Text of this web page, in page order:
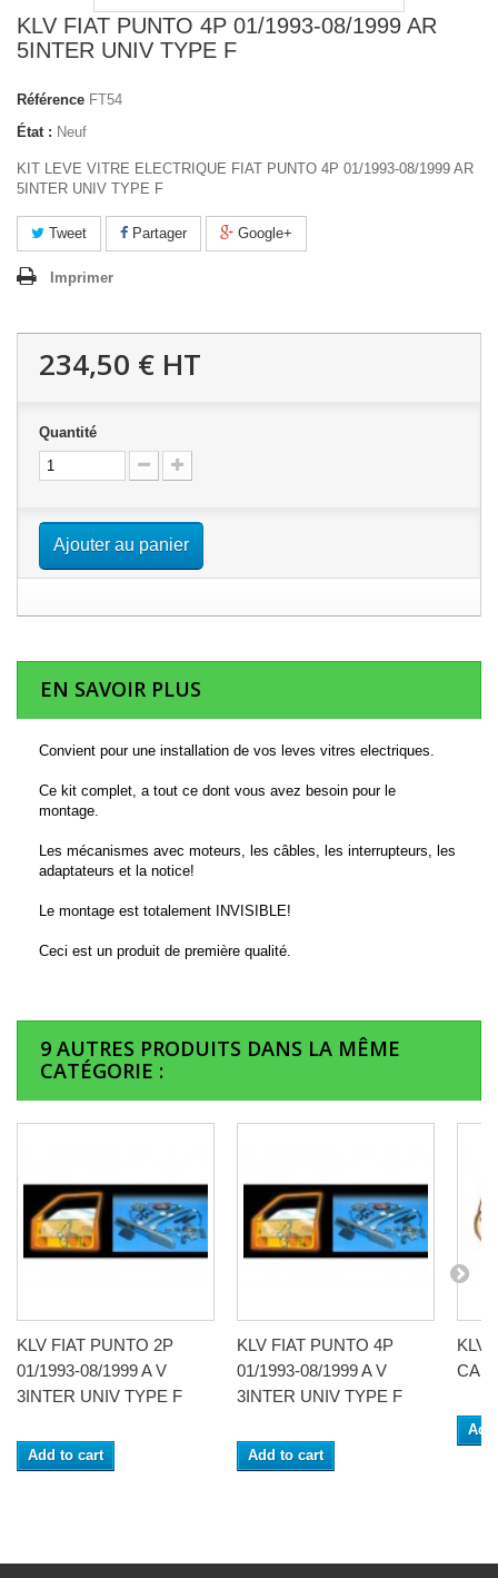
KLV FIAT PUNTO 4P 01/1993-08/1999 AR
5INTER UNIV TYPE F
Référence FT54
État : Neuf
KIT LEVE VITRE ELECTRIQUE FIAT PUNTO 4P 01/1993-08/1999 AR
5INTER UNIV TYPE F
Tweet Partager Google+
Imprimer
234,50 € HT
Quantité
Ajouter au panier
EN SAVOIR PLUS
Convient pour une installation de vos leves vitres electriques.
Ce kit complet, a tout ce dont vous avez besoin pour le
montage.
Les mécanismes avec moteurs, les câbles, les interrupteurs, les
adaptateurs et la notice!
Le montage est totalement INVISIBLE!
Ceci est un produit de première qualité.
9 AUTRES PRODUITS DANS LA MÊME
CATÉGORIE :
KLV FIAT PUNTO 2P
01/1993-08/1999 A V
3INTER UNIV TYPE F
Add to cart
KLV FIAT PUNTO 4P
01/1993-08/1999 A V
3INTER UNIV TYPE F
Add to cart
KLV